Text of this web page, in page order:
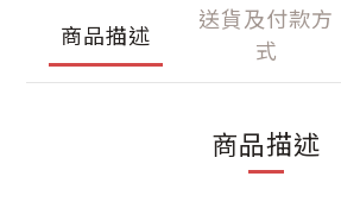
商品描述
送貨及付款方
式
商品描述